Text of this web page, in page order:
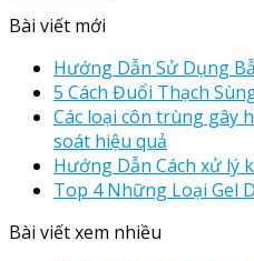
Bài viết mới
Hướng Dẫn Sử Dụng
5 Cách Đuổi Thạch
Các loại côn trùng gây
soát hiệu quả
Hướng Dẫn Cách xử lý
Top 4 Những Loại Gel
Bài viết xem nhiều